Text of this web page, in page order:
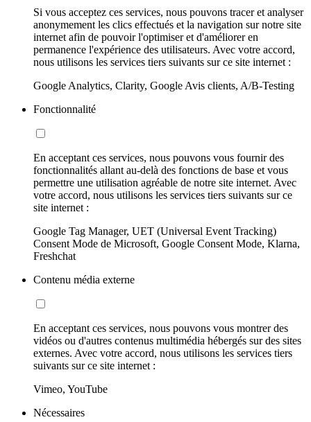
Si vous acceptez ces services, nous pouvons tracer et analyser
anonymement les clics effectués et la navigation sur notre site
internet afin de pouvoir l'optimiser et d'améliorer en
permanence l'expérience des utilisateurs. Avec votre accord,
nous utilisons les services tiers suivants sur ce site internet :
Google Analytics, Clarity, Google Avis clients, A/B-Testing
Fonctionnalité
En acceptant ces services, nous pouvons vous fournir des
fonctionnalités allant au-delà des fonctions de base et vous
permettre une utilisation agréable de notre site internet. Avec
votre accord, nous utilisons les services tiers suivants sur ce
site internet :
Google Tag Manager, UET (Universal Event Tracking)
Consent Mode de Microsoft, Google Consent Mode, Klarna,
Freshchat
Contenu média externe
En acceptant ces services, nous pouvons vous montrer des
vidéos ou d'autres contenus multimédia hébergés sur des sites
externes. Avec votre accord, nous utilisons les services tiers
suivants sur ce site internet :
Vimeo, YouTube
Nécessaires